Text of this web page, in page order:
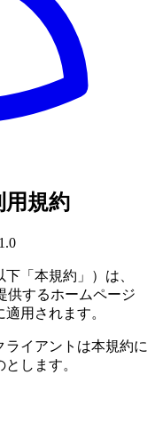
規約
「本規約」）は、
供するホームページ
用されます。
イアントは本規約に
します。